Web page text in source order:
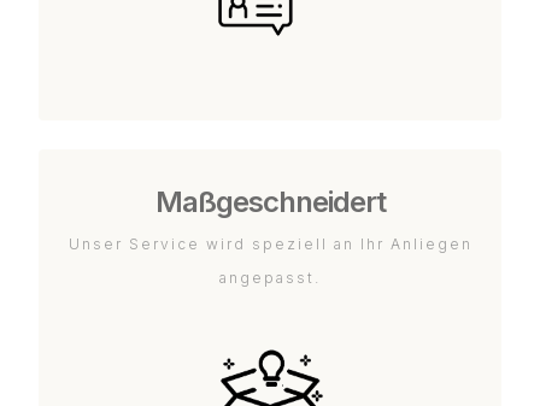
Maßgeschneidert
Unser Service wird speziell an Ihr Anliegen
angepasst.